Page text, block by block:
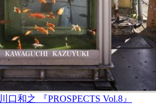
川口和之 『PROSPECTS Vol.8』